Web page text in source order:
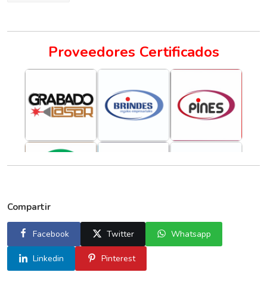
Proveedores Certificados
Compartir
Facebook Twitter Whatsapp
Linkedin Pinterest